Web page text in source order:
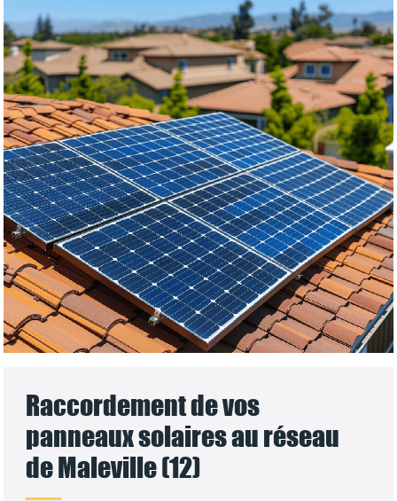
Raccordement de vos
panneaux solaires au réseau
de Maleville (12)